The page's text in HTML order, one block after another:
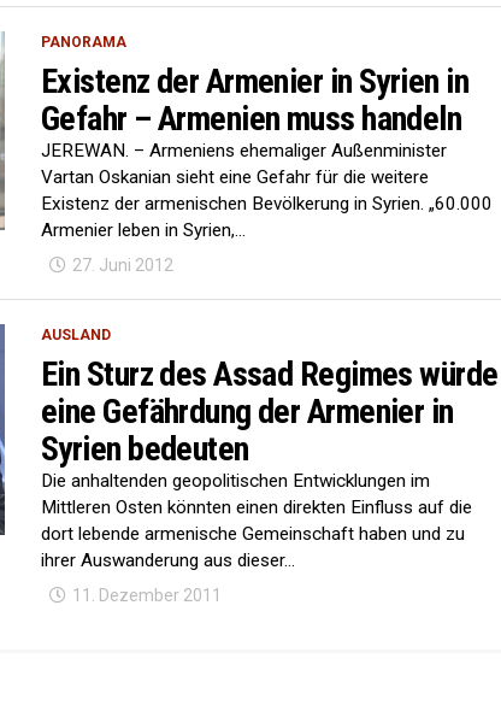
PANORAMA
Existenz der Armenier in Syrien in
Gefahr – Armenien muss handeln
JEREWAN. – Armeniens ehemaliger Außenminister
Vartan Oskanian sieht eine Gefahr für die weitere
Existenz der armenischen Bevölkerung in Syrien. „60.000
Armenier leben in Syrien,...
27. Juni 2012
AUSLAND
Ein Sturz des Assad Regimes würde
eine Gefährdung der Armenier in
Syrien bedeuten
Die anhaltenden geopolitischen Entwicklungen im
Mittleren Osten könnten einen direkten Einfluss auf die
dort lebende armenische Gemeinschaft haben und zu
ihrer Auswanderung aus dieser...
11. Dezember 2011